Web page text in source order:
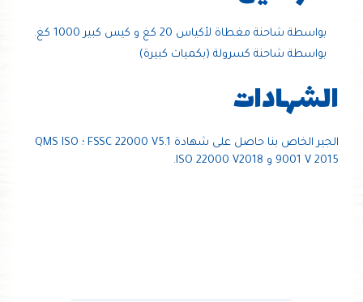
بواسطة شاحنة مغطاة لأكياس 20 كغ و كيس كبير 1000 كغ.
بواسطة شاحنة كسرولة (بكميات كبيرة)
الشهادات
الجير الخاص بنا حاصل على شهادة FSSC 22000 V5.1 ؛ QMS ISO
9001 V 2015 و ISO 22000 V2018.